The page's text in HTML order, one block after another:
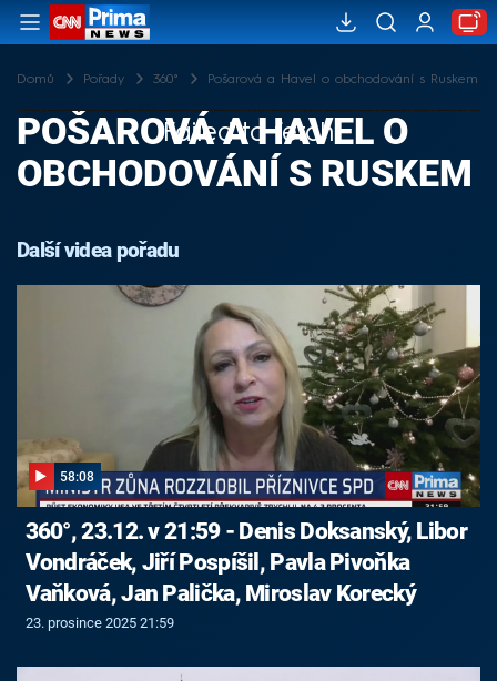
Domů Pořady 360° Pošarová a Havel o obchodování s Ruskem
Failed to fetch
POŠAROVÁ A HAVEL O
OBCHODOVÁNÍ S RUSKEM
Další videa pořadu
58:08
360°, 23.12. v 21:59 - Denis Doksanský, Libor
Vondráček, Jiří Pospíšil, Pavla Pivoňka
Vaňková, Jan Palička, Miroslav Korecký
23. prosince 2025 21:59